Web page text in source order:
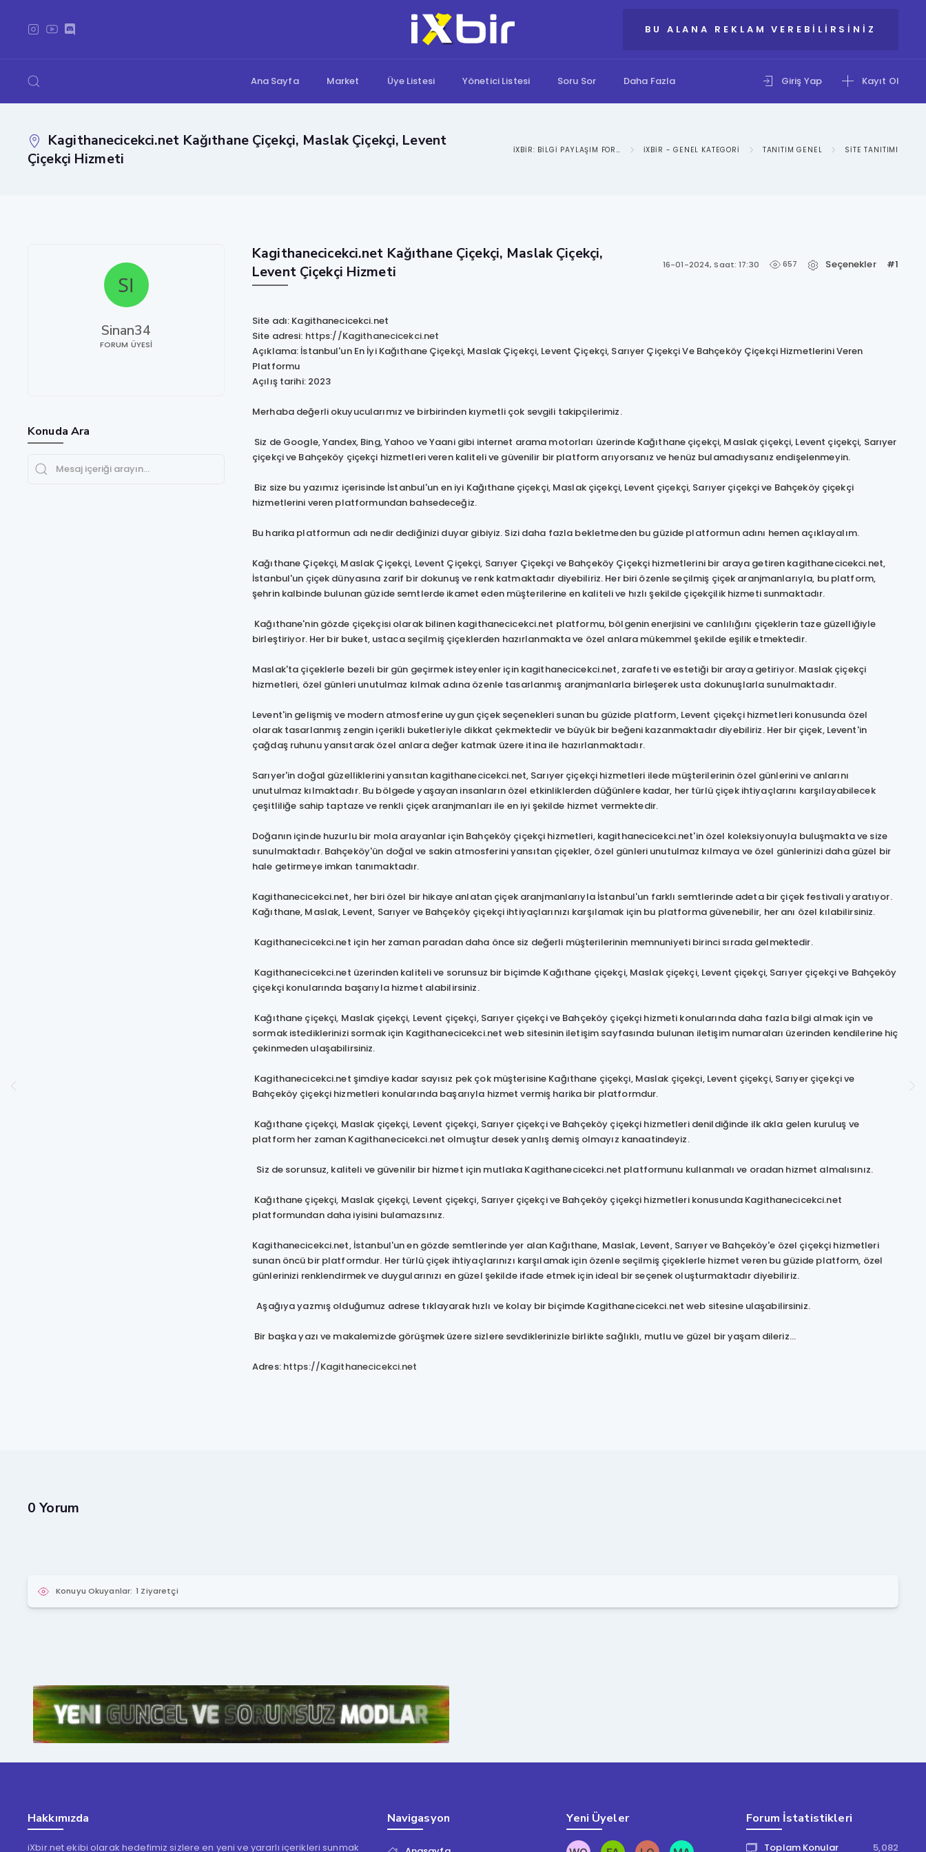
BU ALANA REKLAM VEREBILIRSINIZ
Ana Sayfa Market Üye Listesi Yönetici Listesi Soru Sor Daha Fazla Giriş Yap Kayıt Ol
Kagithanecicekci.net Kağıthane Çiçekçi, Maslak Çiçekçi, Levent
Çiçekçi Hizmeti
IXBIR: BILGI PAYLAŞIM FORUMU IXBIR - GENEL KATEGORI TANITIM GENEL SITE TANITIMI
Kagithanecicekci.net Kağıthane Çiçekçi, Maslak Çiçekçi,
Levent Çiçekçi Hizmeti
16-01-2024, Saat: 17:30 657 Seçenekler #1
Site adı: Kagithanecicekci.net
Site adresi: https://Kagithanecicekci.net
Açıklama: İstanbul'un En İyi Kağıthane Çiçekçi, Maslak Çiçekçi, Levent Çiçekçi, Sarıyer Çiçekçi Ve Bahçeköy Çiçekçi Hizmetlerini Veren
Platformu
Açılış tarihi: 2023
Merhaba değerli okuyucularımız ve birbirinden kıymetli çok sevgili takipçilerimiz.
Siz de Google, Yandex, Bing, Yahoo ve Yaani gibi internet arama motorları üzerinde Kağıthane çiçekçi, Maslak çiçekçi, Levent çiçekçi, Sarıyer
çiçekçi ve Bahçeköy çiçekçi hizmetleri veren kaliteli ve güvenilir bir platform arıyorsanız ve henüz bulamadıysanız endişelenmeyin.
Biz size bu yazımız içerisinde İstanbul'un en iyi Kağıthane çiçekçi, Maslak çiçekçi, Levent çiçekçi, Sarıyer çiçekçi ve Bahçeköy çiçekçi
hizmetlerini veren platformundan bahsedeceğiz.
Bu harika platformun adı nedir dediğinizi duyar gibiyiz. Sizi daha fazla bekletmeden bu güzide platformun adını hemen açıklayalım.
Kağıthane Çiçekçi, Maslak Çiçekçi, Levent Çiçekçi, Sarıyer Çiçekçi ve Bahçeköy Çiçekçi hizmetlerini bir araya getiren kagithanecicekci.net,
İstanbul'un çiçek dünyasına zarif bir dokunuş ve renk katmaktadır diyebiliriz. Her biri özenle seçilmiş çiçek aranjmanlarıyla, bu platform,
şehrin kalbinde bulunan güzide semtlerde ikamet eden müşterilerine en kaliteli ve hızlı şekilde çiçekçilik hizmeti sunmaktadır.
Kağıthane'nin gözde çiçekçisi olarak bilinen kagithanecicekci.net platformu, bölgenin enerjisini ve canlılığını çiçeklerin taze güzelliğiyle
birleştiriyor. Her bir buket, ustaca seçilmiş çiçeklerden hazırlanmakta ve özel anlara mükemmel şekilde eşilik etmektedir.
Maslak'ta çiçeklerle bezeli bir gün geçirmek isteyenler için kagithanecicekci.net, zarafeti ve estetiği bir araya getiriyor. Maslak çiçekçi
hizmetleri, özel günleri unutulmaz kılmak adına özenle tasarlanmış aranjmanlarla birleşerek usta dokunuşlarla sunulmaktadır.
Levent'in gelişmiş ve modern atmosferine uygun çiçek seçenekleri sunan bu güzide platform, Levent çiçekçi hizmetleri konusunda özel
olarak tasarlanmış zengin içerikli buketleriyle dikkat çekmektedir ve büyük bir beğeni kazanmaktadır diyebiliriz. Her bir çiçek, Levent'in
çağdaş ruhunu yansıtarak özel anlara değer katmak üzere itina ile hazırlanmaktadır.
Sarıyer'in doğal güzelliklerini yansıtan kagithanecicekci.net, Sarıyer çiçekçi hizmetleri ilede müşterilerinin özel günlerini ve anlarını
unutulmaz kılmaktadır. Bu bölgede yaşayan insanların özel etkinliklerden düğünlere kadar, her türlü çiçek ihtiyaçlarını karşılayabilecek
çeşitliliğe sahip taptaze ve renkli çiçek aranjmanları ile en iyi şekilde hizmet vermektedir.
Doğanın içinde huzurlu bir mola arayanlar için Bahçeköy çiçekçi hizmetleri, kagithanecicekci.net'in özel koleksiyonuyla buluşmakta ve size
sunulmaktadır. Bahçeköy'ün doğal ve sakin atmosferini yansıtan çiçekler, özel günleri unutulmaz kılmaya ve özel günlerinizi daha güzel bir
hale getirmeye imkan tanımaktadır.
Kagithanecicekci.net, her biri özel bir hikaye anlatan çiçek aranjmanlarıyla İstanbul'un farklı semtlerinde adeta bir çiçek festivali yaratıyor.
Kağıthane, Maslak, Levent, Sarıyer ve Bahçeköy çiçekçi ihtiyaçlarınızı karşılamak için bu platforma güvenebilir, her anı özel kılabilirsiniz.
Kagithanecicekci.net için her zaman paradan daha önce siz değerli müşterilerinin memnuniyeti birinci sırada gelmektedir.
Kagithanecicekci.net üzerinden kaliteli ve sorunsuz bir biçimde Kağıthane çiçekçi, Maslak çiçekçi, Levent çiçekçi, Sarıyer çiçekçi ve Bahçeköy
çiçekçi konularında başarıyla hizmet alabilirsiniz.
Kağıthane çiçekçi, Maslak çiçekçi, Levent çiçekçi, Sarıyer çiçekçi ve Bahçeköy çiçekçi hizmeti konularında daha fazla bilgi almak için ve
sormak istediklerinizi sormak için Kagithanecicekci.net web sitesinin iletişim sayfasında bulunan iletişim numaraları üzerinden kendilerine hiç
çekinmeden ulaşabilirsiniz.
Kagithanecicekci.net şimdiye kadar sayısız pek çok müşterisine Kağıthane çiçekçi, Maslak çiçekçi, Levent çiçekçi, Sarıyer çiçekçi ve
Bahçeköy çiçekçi hizmetleri konularında başarıyla hizmet vermiş harika bir platformdur.
Kağıthane çiçekçi, Maslak çiçekçi, Levent çiçekçi, Sarıyer çiçekçi ve Bahçeköy çiçekçi hizmetleri denildiğinde ilk akla gelen kuruluş ve
platform her zaman Kagithanecicekci.net olmuştur desek yanlış demiş olmayız kanaatindeyiz.
Siz de sorunsuz, kaliteli ve güvenilir bir hizmet için mutlaka Kagithanecicekci.net platformunu kullanmalı ve oradan hizmet almalısınız.
Kağıthane çiçekçi, Maslak çiçekçi, Levent çiçekçi, Sarıyer çiçekçi ve Bahçeköy çiçekçi hizmetleri konusunda Kagithanecicekci.net
platformundan daha iyisini bulamazsınız.
Kagithanecicekci.net, İstanbul'un en gözde semtlerinde yer alan Kağıthane, Maslak, Levent, Sarıyer ve Bahçeköy'e özel çiçekçi hizmetleri
sunan öncü bir platformdur. Her türlü çiçek ihtiyaçlarınızı karşılamak için özenle seçilmiş çiçeklerle hizmet veren bu güzide platform, özel
günlerinizi renklendirmek ve duygularınızı en güzel şekilde ifade etmek için ideal bir seçenek oluşturmaktadır diyebiliriz.
Aşağıya yazmış olduğumuz adrese tıklayarak hızlı ve kolay bir biçimde Kagithanecicekci.net web sitesine ulaşabilirsiniz.
Bir başka yazı ve makalemizde görüşmek üzere sizlere sevdiklerinizle birlikte sağlıklı, mutlu ve güzel bir yaşam dileriz...
Adres: https://Kagithanecicekci.net
Sinan34
FORUM ÜYESI
Konuda Ara
0 Yorum
Konuyu Okuyanlar: 1 Ziyaretçi
Hakkımızda
iXbir.net ekibi olarak hedefimiz sizlere en yeni ve yararlı içerikleri sunmak
Navigasyon Yeni Üyeler Forum İstatistikleri
Toplam Konular 5,082